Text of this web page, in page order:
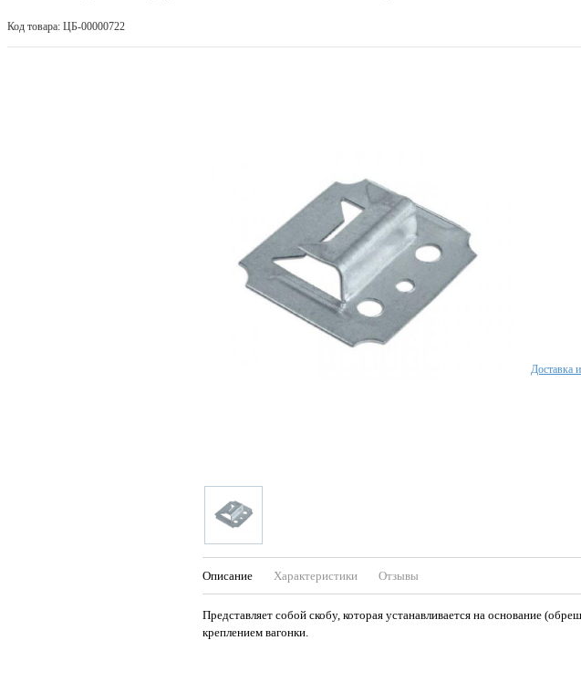
Код товара: ЦБ-00000722
Описание Характеристики Отзывы
Представляет собой скобу, которая устанавливается на основание
креплением вагонки.
Доставка